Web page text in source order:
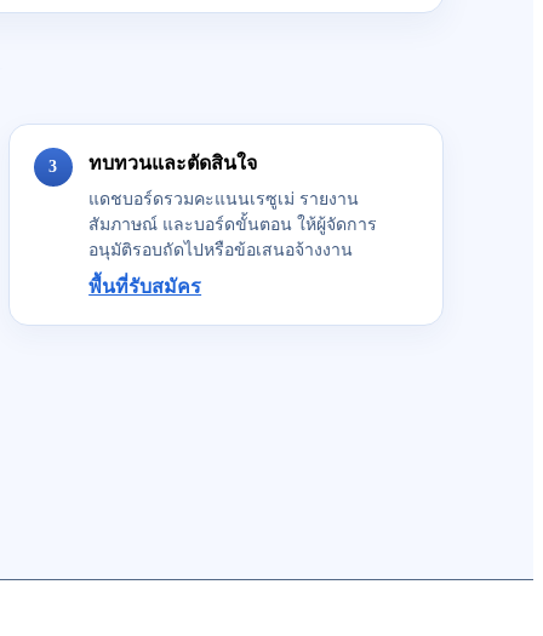
3 ทบทวนและตัดสินใจ
แดชบอร์ดรวมคะแนนเรซูเม่ รายงาน
สัมภาษณ์ และบอร์ดขั้นตอน ให้ผู้จัดการ
อนุมัติรอบถัดไปหรือข้อเสนอจ้างงาน
พื้นที่รับสมัคร